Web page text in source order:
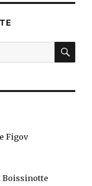
Figov
Boissinotte